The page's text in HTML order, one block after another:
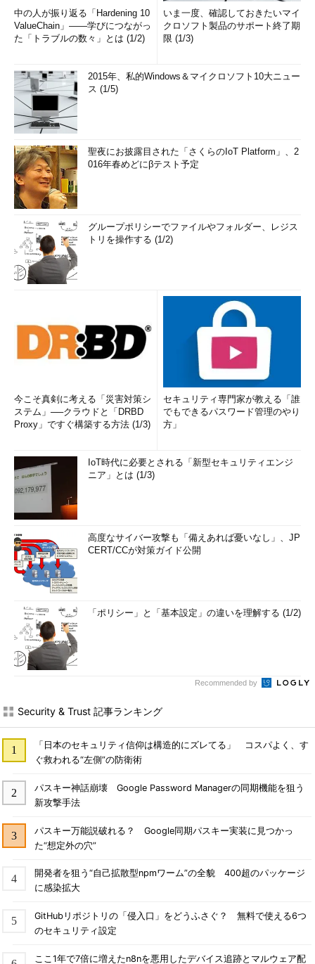
中の人が振り返る「Hardening 10
ValueChain」――学びにつながっ
た「トラブルの数々」とは (1/2)
いま一度、確認しておきたいマイ
クロソフト製品のサポート終了期
限 (1/3)
2015年、私的Windows＆マイクロソフト10大ニュー
ス (1/5)
聖夜にお披露目された「さくらのIoT Platform」、2
016年春めどにβテスト予定
グループポリシーでファイルやフォルダー、レジス
トリを操作する (1/2)
今こそ真剣に考える「災害対策シ
ステム」──クラウドと「DRBD
Proxy」ですぐ構築する方法 (1/3)
セキュリティ専門家が教える「誰
でもできるパスワード管理のやり
方」
IoT時代に必要とされる「新型セキュリティエンジ
ニア」とは (1/3)
高度なサイバー攻撃も「備えあれば憂いなし」、JP
CERT/CCが対策ガイド公開
「ポリシー」と「基本設定」の違いを理解する (1/2)
Recommended by
Security & Trust 記事ランキング
「日本のセキュリティ信仰は構造的にズレてる」 コスパよく、す
ぐ救われる“左側”の防衛術
パスキー神話崩壊 Google Password Managerの同期機能を狙う
新攻撃手法
パスキー万能説破れる？ Google同期パスキー実装に見つかっ
た“想定外の穴”
開発者を狙う“自己拡散型npmワーム”の全貌 400超のパッケージ
に感染拡大
GitHubリポジトリの「侵入口」をどうふさぐ？ 無料で使える6つ
のセキュリティ設定
ここ1年で7倍に増えたn8nを悪用したデバイス追跡とマルウェア配